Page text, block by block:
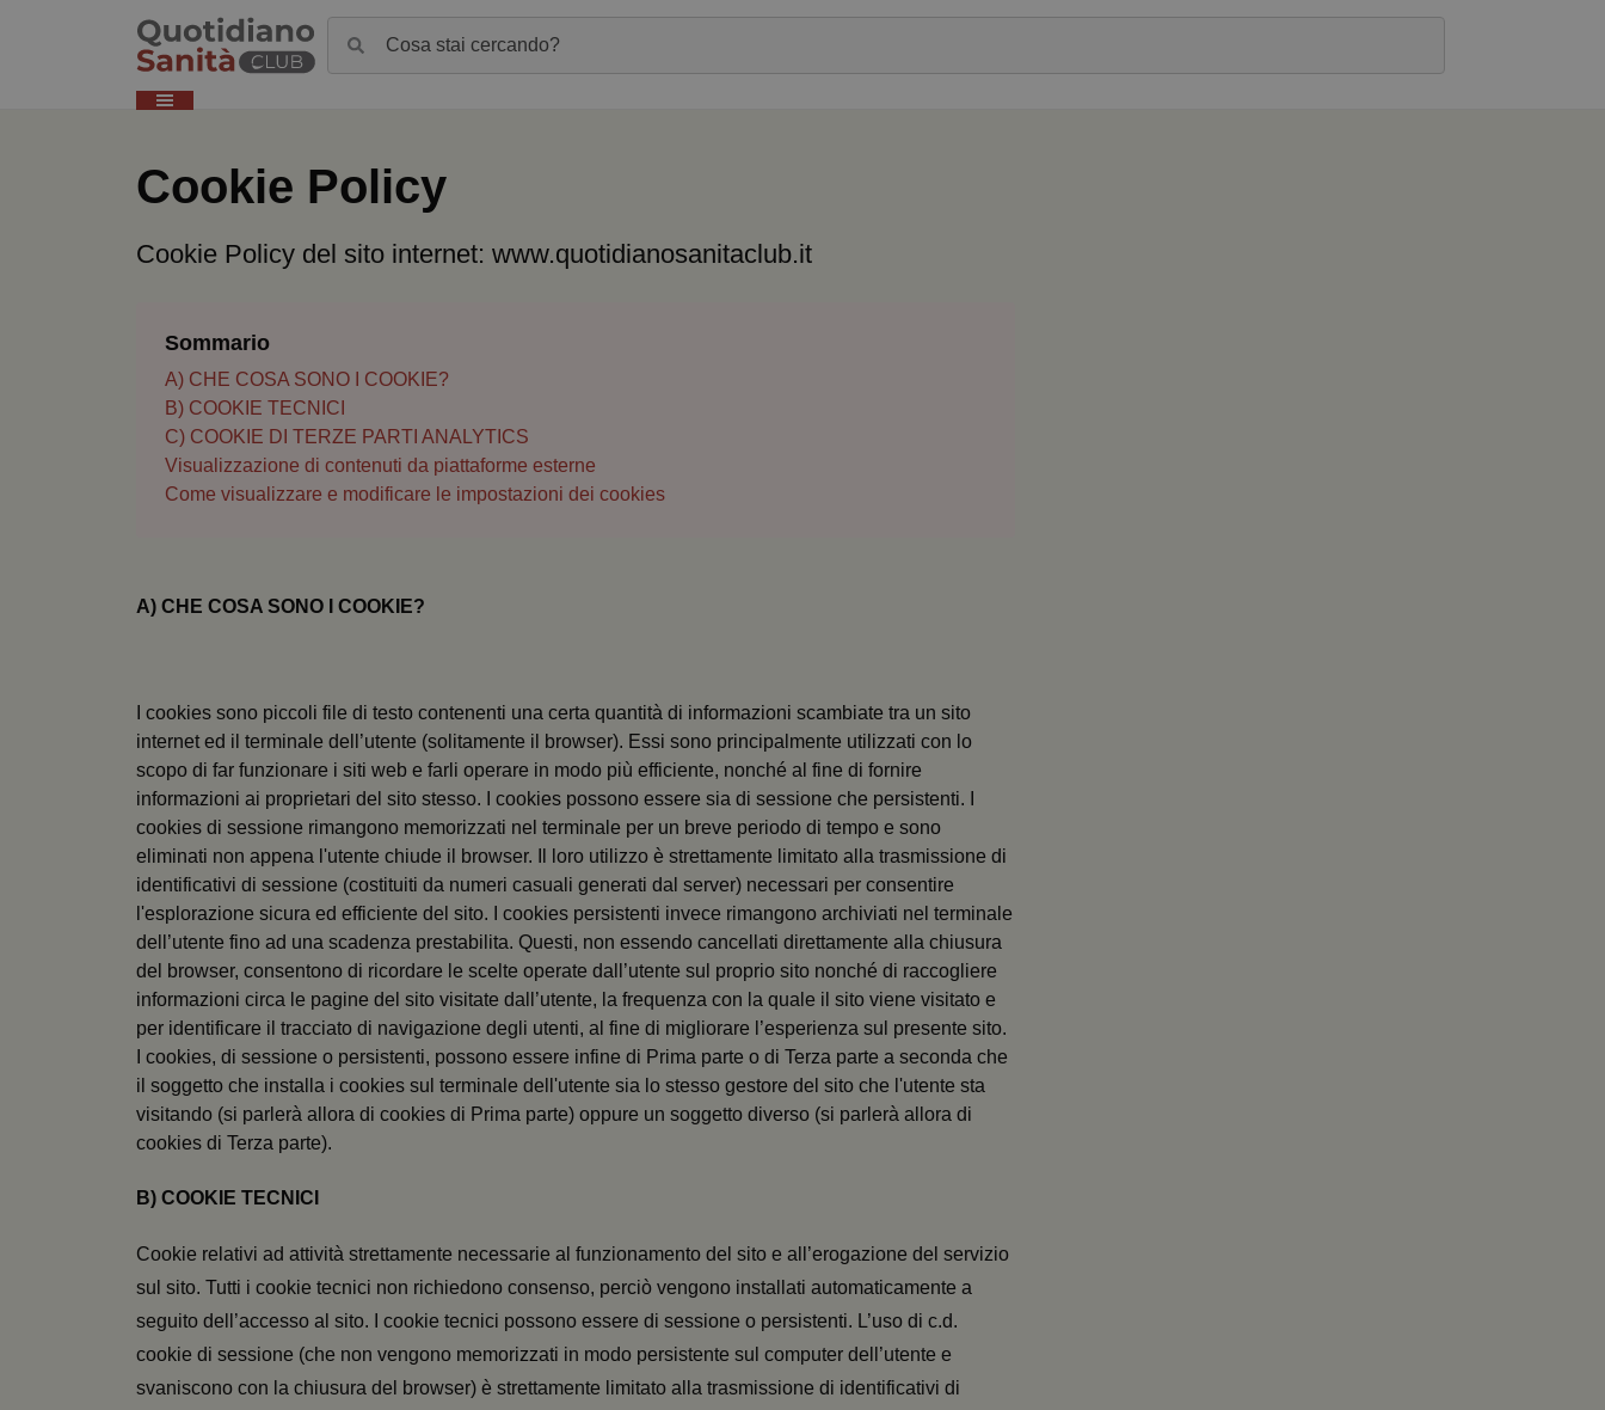
Cookie Policy
Cookie Policy del sito internet: www.quotidianosanitaclub.it
Sommario
A) CHE COSA SONO I COOKIE?
B) COOKIE TECNICI
C) COOKIE DI TERZE PARTI ANALYTICS
Visualizzazione di contenuti da piattaforme esterne
Come visualizzare e modificare le impostazioni dei cookies
A) CHE COSA SONO I COOKIE?
I cookies sono piccoli file di testo contenenti una certa quantità di informazioni scambiate tra un sito
internet ed il terminale dell’utente (solitamente il browser). Essi sono principalmente utilizzati con lo
scopo di far funzionare i siti web e farli operare in modo più efficiente, nonché al fine di fornire
informazioni ai proprietari del sito stesso. I cookies possono essere sia di sessione che persistenti. I
cookies di sessione rimangono memorizzati nel terminale per un breve periodo di tempo e sono
eliminati non appena l'utente chiude il browser. Il loro utilizzo è strettamente limitato alla trasmissione di
identificativi di sessione (costituiti da numeri casuali generati dal server) necessari per consentire
l'esplorazione sicura ed efficiente del sito. I cookies persistenti invece rimangono archiviati nel terminale
dell’utente fino ad una scadenza prestabilita. Questi, non essendo cancellati direttamente alla chiusura
del browser, consentono di ricordare le scelte operate dall’utente sul proprio sito nonché di raccogliere
informazioni circa le pagine del sito visitate dall’utente, la frequenza con la quale il sito viene visitato e
per identificare il tracciato di navigazione degli utenti, al fine di migliorare l’esperienza sul presente sito.
I cookies, di sessione o persistenti, possono essere infine di Prima parte o di Terza parte a seconda che
il soggetto che installa i cookies sul terminale dell'utente sia lo stesso gestore del sito che l'utente sta
visitando (si parlerà allora di cookies di Prima parte) oppure un soggetto diverso (si parlerà allora di
cookies di Terza parte).
B) COOKIE TECNICI
Cookie relativi ad attività strettamente necessarie al funzionamento del sito e all’erogazione del servizio
sul sito. Tutti i cookie tecnici non richiedono consenso, perciò vengono installati automaticamente a
seguito dell’accesso al sito. I cookie tecnici possono essere di sessione o persistenti. L’uso di c.d.
cookie di sessione (che non vengono memorizzati in modo persistente sul computer dell’utente e
svaniscono con la chiusura del browser) è strettamente limitato alla trasmissione di identificativi di